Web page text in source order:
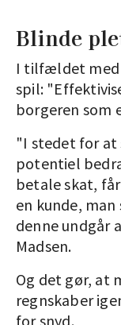
Blinde
I tilfældet med
spil:
borgeren som
"I stedet for at
potentiel
betale skat,
en kunde,
denne undgår
Madsen.
Og det gør, at
regnskaber
for snyd.